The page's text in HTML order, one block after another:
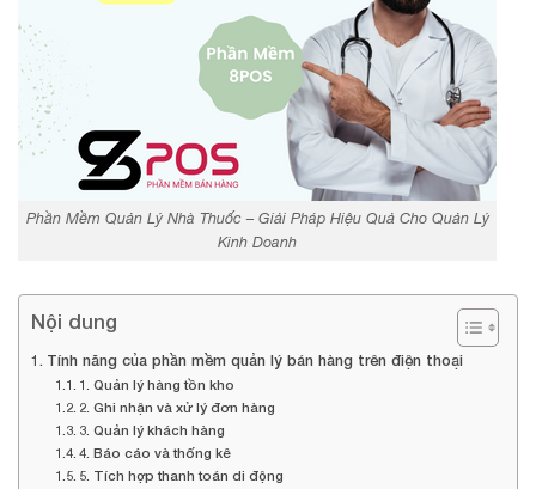
Phần Mềm Quản Lý Nhà Thuốc – Giải Pháp Hiệu Quả Cho Quản Lý
Kinh Doanh
Nội dung
Tính năng của phần mềm quản lý bán hàng trên điện thoại
1. Quản lý hàng tồn kho
2. Ghi nhận và xử lý đơn hàng
3. Quản lý khách hàng
4. Báo cáo và thống kê
5. Tích hợp thanh toán di động